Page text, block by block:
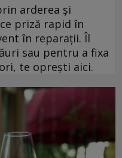
arderea și
priză rapid în
în reparații. Îl
sau pentru a fixa
te oprești aici.